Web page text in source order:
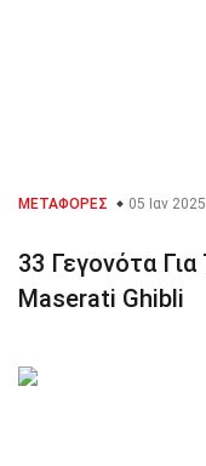
ΜΕΤΑΦΟΡΈΣ 05 Ιαν 2025
33 Γεγονότα Για
Maserati Ghibli